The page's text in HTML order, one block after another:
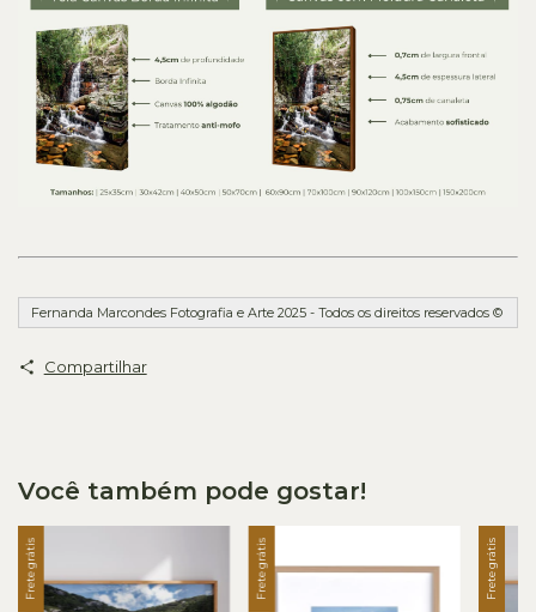
Fernanda Marcondes Fotografia e Arte 2025 - Todos os direitos reservados ©
Compartilhar
Você também pode gostar!
Frete grátis Frete grátis Frete grátis